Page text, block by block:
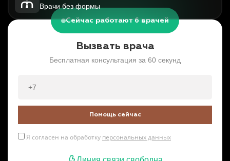
Врачи без формы
Сейчас работают 6 врачей
Вызвать врача
Бесплатная консультация за 60 секунд
Помощь сейчас
Я согласен на обработку персональных данных